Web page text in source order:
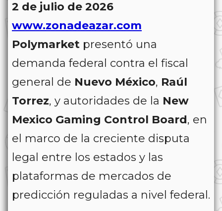
2 de julio de 2026
www.zonadeazar.com
Polymarket presentó una
demanda federal contra el fiscal
general de Nuevo México, Raúl
Torrez, y autoridades de la New
Mexico Gaming Control Board, en
el marco de la creciente disputa
legal entre los estados y las
plataformas de mercados de
predicción reguladas a nivel federal.